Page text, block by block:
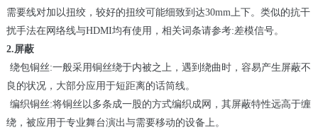
需要线对加以扭绞，较好的扭绞可能细致到达30mm 上下。类似的抗干
扰手法在网络线与HDMI均有使用，相关词条请参考:差模信号。
2. 屏蔽
包铜丝:一般采用铜丝绕于内被之上，遇到绕曲时，容易产生屏蔽不
良的状况，大部分应用于短距离的话筒线。
织铜丝:将铜丝以多条成一股的方式编织成网，其屏蔽特性远高于缠
绕，被应用于专业舞台演出与需要移动的设备上。